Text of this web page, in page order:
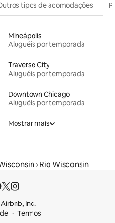
tipos de acomodações
Mineápolis
Aluguéis por temporada
Traverse City
Aluguéis por temporada
Downtown Chicago
Aluguéis por temporada
Mostrar mais
Rio Wisconsin
Inc.
Termos